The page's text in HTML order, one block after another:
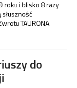
roku i blisko 8 razy
TAURONA.
do